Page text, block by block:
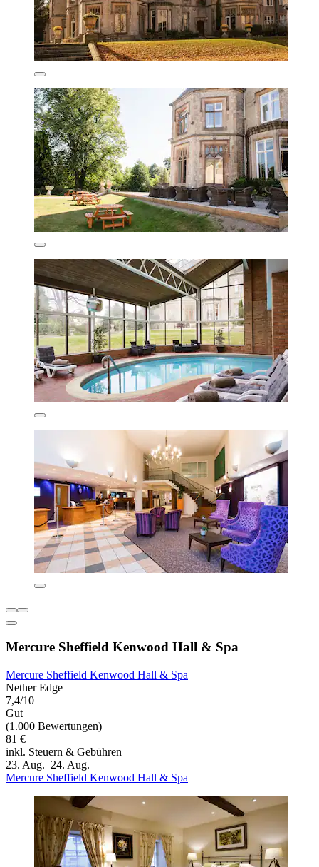
Mercure Sheffield Kenwood Hall & Spa
Mercure Sheffield Kenwood Hall & Spa
Nether Edge
7,4/10
Gut
(1.000 Bewertungen)
81 €
inkl. Steuern & Gebühren
23. Aug.–24. Aug.
Mercure Sheffield Kenwood Hall & Spa